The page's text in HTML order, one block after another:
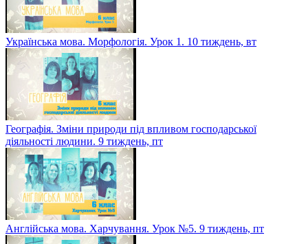
Географія. Забруднення довкілля. 10 тиждень, вт
Українська мова. Морфологія. Урок 1. 10 тиждень, вт
Географія. Зміни природи під впливом господарської
діяльності людини. 9 тиждень, пт